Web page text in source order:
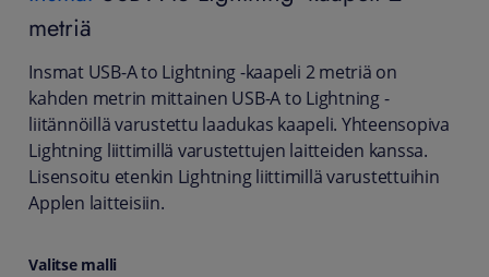
metriä
Insmat USB-A to Lightning -kaapeli 2 metriä on
kahden metrin mittainen USB-A to Lightning -
liitännöillä varustettu laadukas kaapeli. Yhteensopiva
Lightning liittimillä varustettujen laitteiden kanssa.
Lisensoitu etenkin Lightning liittimillä varustettuihin
Applen laitteisiin.
Valitse malli